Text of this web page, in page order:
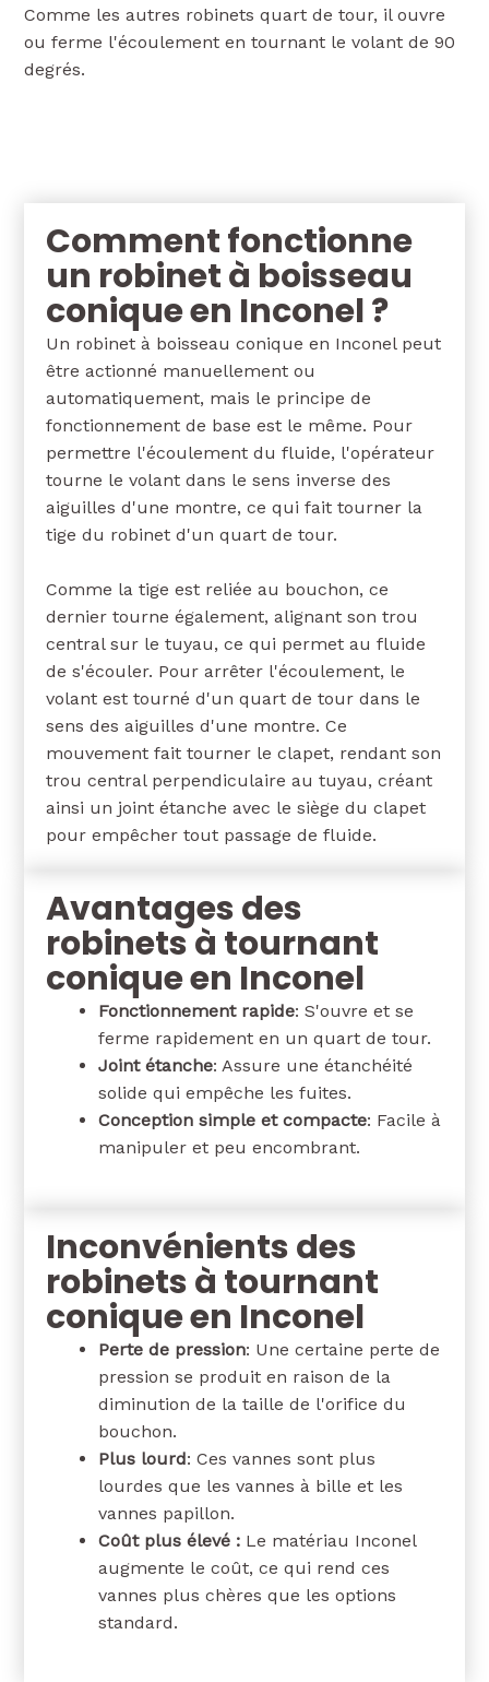
Comme les autres robinets quart de tour, il ouvre
ou ferme l'écoulement en tournant le volant de 90
degrés.
Comment fonctionne
un robinet à boisseau
conique en Inconel ?
Un robinet à boisseau conique en Inconel peut
être actionné manuellement ou
automatiquement, mais le principe de
fonctionnement de base est le même. Pour
permettre l'écoulement du fluide, l'opérateur
tourne le volant dans le sens inverse des
aiguilles d'une montre, ce qui fait tourner la
tige du robinet d'un quart de tour.
Comme la tige est reliée au bouchon, ce
dernier tourne également, alignant son trou
central sur le tuyau, ce qui permet au fluide
de s'écouler. Pour arrêter l'écoulement, le
volant est tourné d'un quart de tour dans le
sens des aiguilles d'une montre. Ce
mouvement fait tourner le clapet, rendant son
trou central perpendiculaire au tuyau, créant
ainsi un joint étanche avec le siège du clapet
pour empêcher tout passage de fluide.
Avantages des
robinets à tournant
conique en Inconel
Fonctionnement rapide: S'ouvre et se
ferme rapidement en un quart de tour.
Joint étanche: Assure une étanchéité
solide qui empêche les fuites.
Conception simple et compacte: Facile à
manipuler et peu encombrant.
Inconvénients des
robinets à tournant
conique en Inconel
Perte de pression: Une certaine perte de
pression se produit en raison de la
diminution de la taille de l'orifice du
bouchon.
Plus lourd: Ces vannes sont plus
lourdes que les vannes à bille et les
vannes papillon.
Coût plus élevé : Le matériau Inconel
augmente le coût, ce qui rend ces
vannes plus chères que les options
standard.